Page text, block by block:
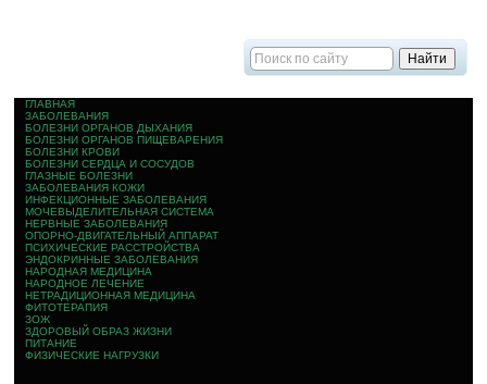
ГЛАВНАЯ
ЗАБОЛЕВАНИЯ
БОЛЕЗНИ ОРГАНОВ ДЫХАНИЯ
БОЛЕЗНИ ОРГАНОВ ПИЩЕВАРЕНИЯ
БОЛЕЗНИ КРОВИ
БОЛЕЗНИ СЕРДЦА И СОСУДОВ
ГЛАЗНЫЕ БОЛЕЗНИ
ЗАБОЛЕВАНИЯ КОЖИ
ИНФЕКЦИОННЫЕ ЗАБОЛЕВАНИЯ
МОЧЕВЫДЕЛИТЕЛЬНАЯ СИСТЕМА
НЕРВНЫЕ ЗАБОЛЕВАНИЯ
ОПОРНО-ДВИГАТЕЛЬНЫЙ АППАРАТ
ПСИХИЧЕСКИЕ РАССТРОЙСТВА
ЭНДОКРИННЫЕ ЗАБОЛЕВАНИЯ
НАРОДНАЯ МЕДИЦИНА
НАРОДНОЕ ЛЕЧЕНИЕ
НЕТРАДИЦИОННАЯ МЕДИЦИНА
ФИТОТЕРАПИЯ
ЗОЖ
ЗДОРОВЫЙ ОБРАЗ ЖИЗНИ
ПИТАНИЕ
ФИЗИЧЕСКИЕ НАГРУЗКИ